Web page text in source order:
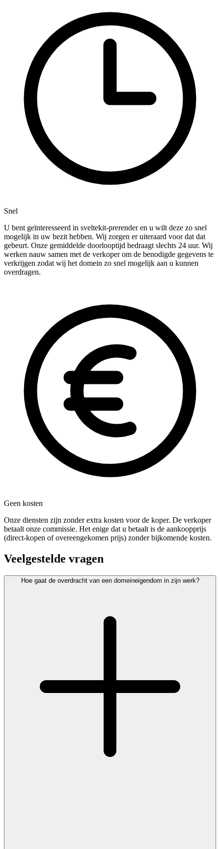
Snel
U bent geïnteresseerd in sveltekit-prerender en u wilt deze zo snel
mogelijk in uw bezit hebben. Wij zorgen er uiteraard voor dat dat
gebeurt. Onze gemiddelde doorlooptijd bedraagt slechts 24 uur. Wij
werken nauw samen met de verkoper om de benodigde gegevens te
verkrijgen zodat wij het domein zo snel mogelijk aan u kunnen
overdragen.
Geen kosten
Onze diensten zijn zonder extra kosten voor de koper. De verkoper
betaalt onze commissie. Het enige dat u betaalt is de aankoopprijs
(direct-kopen of overeengekomen prijs) zonder bijkomende kosten.
Veelgestelde vragen
Hoe gaat de overdracht van een domeineigendom in zijn werk?